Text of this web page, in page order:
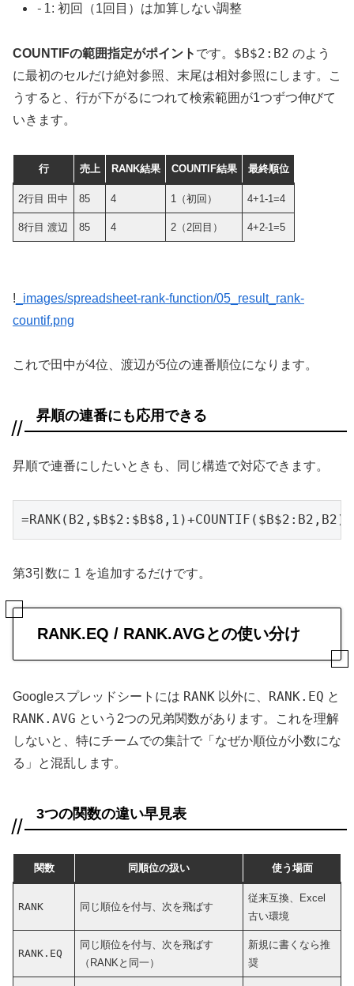
-1: 初回（1回目）は加算しない調整
COUNTIFの範囲指定がポイント です。 $B$2:B2 のよう
に最初のセルだけ絶対参照、末尾は相対参照にします。こ
うすると、行が下がるにつれて検索範囲が1つずつ伸びて
いきます。
行 売上 RANK結果 COUNTIF結果 最終順位
2行目 田中 85 4 1（初回） 4+1-1=4
8行目 渡辺 85 4 2（2回目） 4+2-1=5
! _images/spreadsheet-rank-function/05_result_rank-
countif.png
これで田中が4位、渡辺が5位の連番順位になります。
昇順の連番にも応用できる
昇順で連番にしたいときも、同じ構造で対応できます。
第3引数に 1 を追加するだけです。
RANK.EQ / RANK.AVGとの使い分け
Googleスプレッドシートには RANK 以外に、 RANK.EQ と
RANK.AVG という2つの兄弟関数があります。これを理解
しないと、特にチームでの集計で「なぜか順位が小数にな
る」と混乱します。
3つの関数の違い早見表
関数 同順位の扱い 使う場面
RANK 同じ順位を付与、次を飛ばす
従来互換、Excel
古い環境
RANK.EQ
同じ順位を付与、次を飛ばす
（RANKと同一）
新規に書くなら推
奨